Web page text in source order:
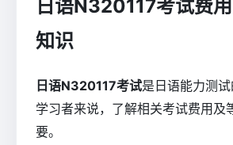
日语N320117考试费
知识
日语N320117考试是日语能力测
学习者来说，了解相关考试费用及
要。